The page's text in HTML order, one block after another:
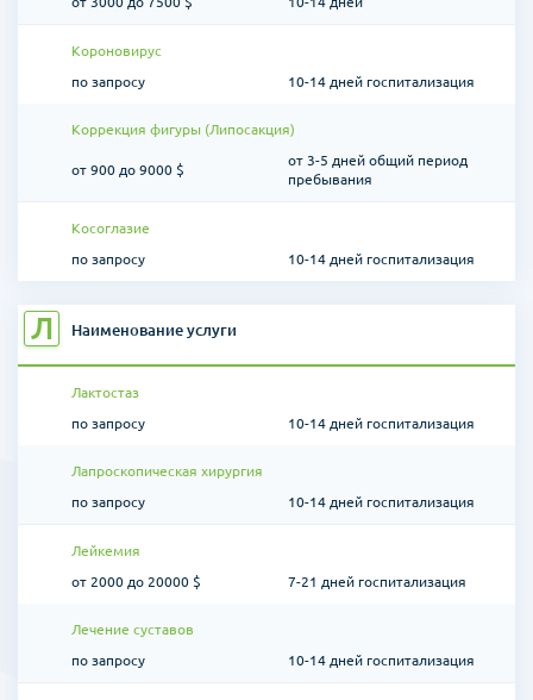
Короновирус
по запросу
10-14 дней госпитализация
Коррекция фигуры (Липосакция)
от 900 до 9000 $
от 3-5 дней общий период
пребывания
Косоглазие
по запросу
10-14 дней госпитализация
Л Наименование услуги
Лактостаз
по запросу
10-14 дней госпитализация
Лапроскопическая хирургия
по запросу
10-14 дней госпитализация
Лейкемия
от 2000 до 20000 $
7-21 дней госпитализация
Лечение суставов
по запросу
10-14 дней госпитализация